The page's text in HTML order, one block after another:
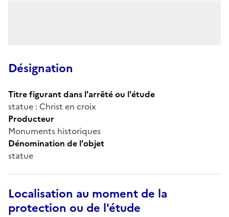
Désignation
Titre figurant dans l'arrêté ou l'étude
statue : Christ en croix
Producteur
Monuments historiques
Dénomination de l'objet
statue
Localisation au moment de la
protection ou de l'étude